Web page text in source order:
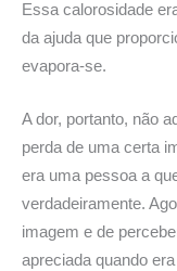
Essa calorosidade
da ajuda que
evapora-se.
A dor, portanto, não
perda de uma certa
era uma pessoa a
verdadeiramente.
imagem e de
apreciada quando